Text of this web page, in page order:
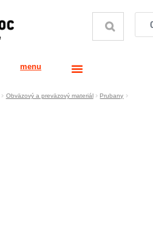
menu
Obväzový a preväzový materiál
Prubany